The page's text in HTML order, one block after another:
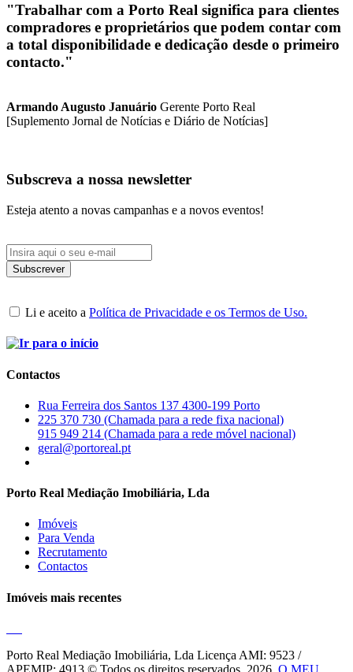
"Trabalhar com a Porto Real significa para clientes
compradores e proprietários que podem contar com
a total disponibilidade e dedicação desde o primeiro
contacto."
Armando Augusto Januário Gerente Porto Real
[Suplemento Jornal de Notícias e Diário de Notícias]
Subscreva a nossa newsletter
Esteja atento a novas campanhas e a novos eventos!
Li e aceito a Política de Privacidade e os Termos de Uso.
Contactos
Rua Ferreira dos Santos 137 4300-199 Porto
225 370 730 (Chamada para a rede fixa nacional)
915 949 214 (Chamada para a rede móvel nacional)
geral@portoreal.pt
Porto Real Mediação Imobiliária, Lda
Imóveis
Para Venda
Recrutamento
Contactos
Imóveis mais recentes
Porto Real Mediação Imobiliária, Lda Licença AMI: 9523 /
APEMIP: 4913 © Todos os direitos reservados, 2026. O MEU